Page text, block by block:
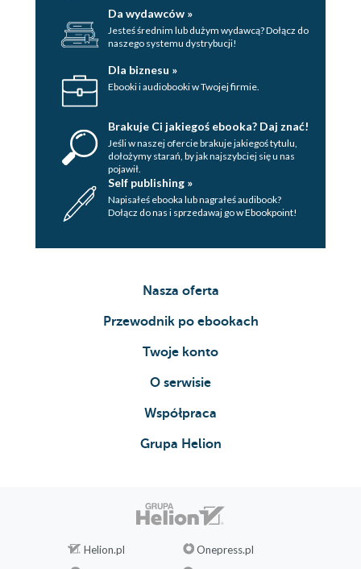
Da wydawców »
Jesteś średnim lub dużym wydawcą? Dołącz do
naszego systemu dystrybucji!
Dla biznesu »
Ebooki i audiobooki w Twojej firmie.
Brakuje Ci jakiegoś ebooka? Daj znać!
Jeśli w naszej ofercie brakuje jakiegoś tytulu,
dołożymy starań, by jak najszybciej się u nas
pojawił.
Self publishing »
Napisałeś ebooka lub nagrałeś audibook?
Dołącz do nas i sprzedawaj go w Ebookpoint!
Nasza oferta
Przewodnik po ebookach
Twoje konto
O serwisie
Współpraca
Grupa Helion
Helion.pl
Onepress.pl